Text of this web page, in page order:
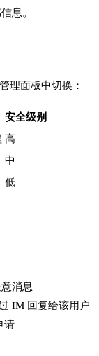
息。
理面板中切换：
安全级别
高
中
低
消息
IM 回复给该用户
请